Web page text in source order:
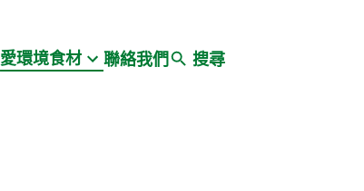
愛環境食材 聯絡我們 搜尋